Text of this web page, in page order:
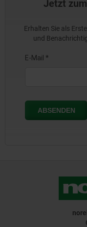
Jetzt
Erhalten Sie als
und